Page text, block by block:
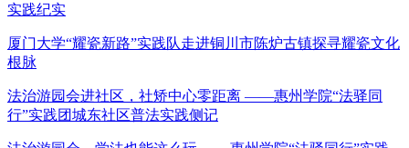
实践纪实
厦门大学“耀瓷新路”实践队走进铜川市陈炉古镇探寻耀瓷文化
根脉
法治游园会进社区，社矫中心零距离 ——惠州学院“法驿同
行”实践团城东社区普法实践侧记